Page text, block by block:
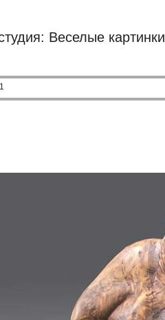
Веселые картинки